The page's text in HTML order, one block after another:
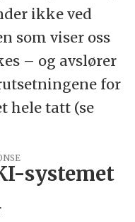
ikke ved
som viser oss
– og avslører
for
hele tatt (se
systemet